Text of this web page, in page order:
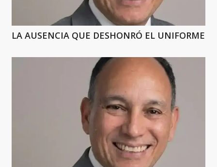
LA AUSENCIA QUE DESHONRÓ EL UNIFORME